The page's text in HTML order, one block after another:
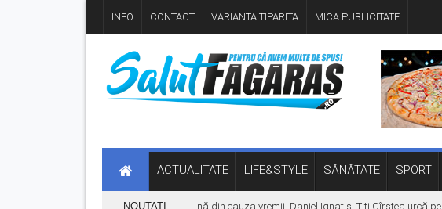
INFO CONTACT VARIANTA TIPARITA MICA PUBLICITATE
ACTUALITATE LIFE&STYLE SĂNĂTATE SPORT
NOUTATI
Concertul KLUMEA se amână din cauza vremii. Daniel Ignat și Titi Cîrstea urcă pe